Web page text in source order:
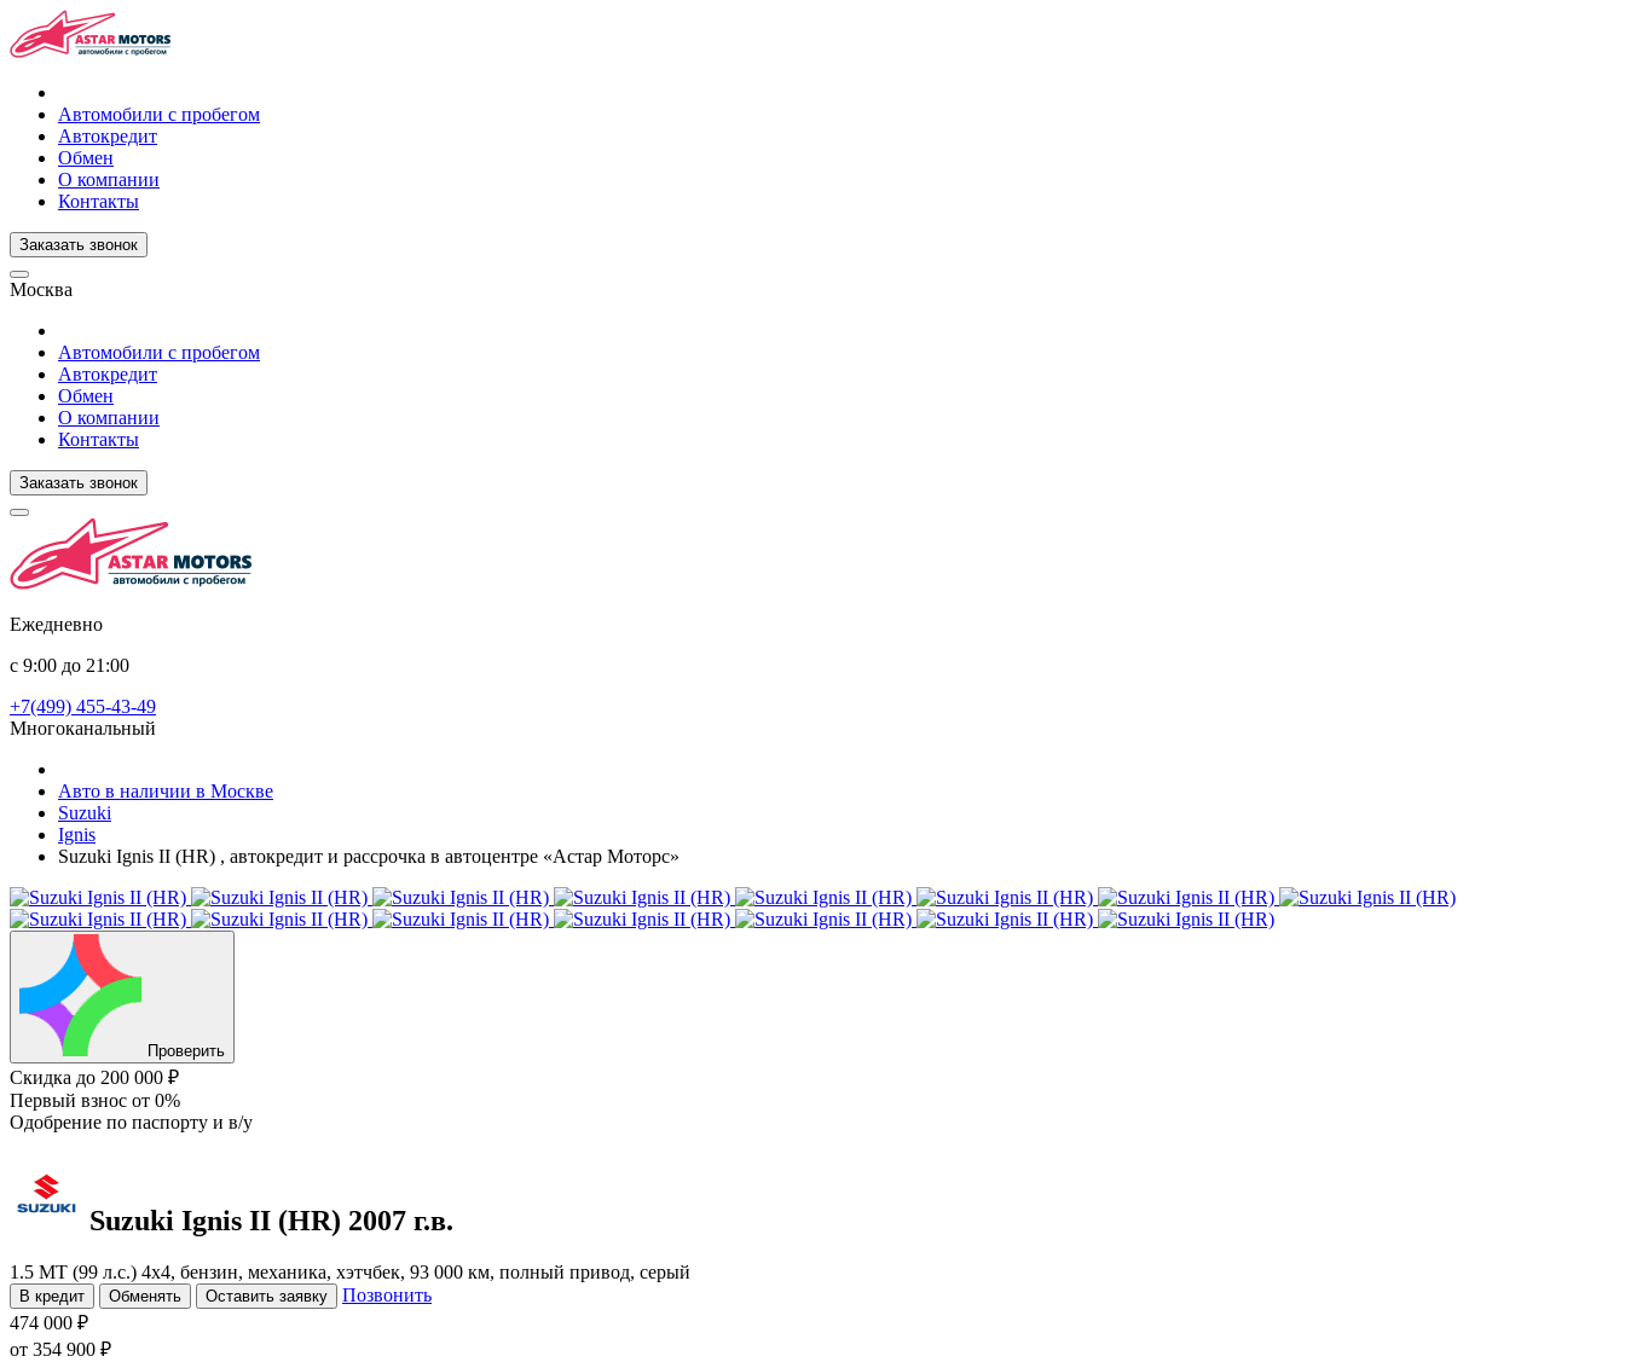
Автомобили с пробегом
Автокредит
Обмен
О компании
Контакты
Заказать звонок
Москва
Автомобили с пробегом
Автокредит
Обмен
О компании
Контакты
Заказать звонок
Ежедневно
с 9:00 до 21:00
+7(499) 455-43-49
Многоканальный
Авто в наличии в Москве
Suzuki
Ignis
Suzuki Ignis II (HR) , автокредит и рассрочка в автоцентре «Астар Моторс»
Проверить
Скидка до 200 000 ₽
Первый взнос от 0%
Одобрение по паспорту и в/у
Suzuki Ignis II (HR) 2007 г.в.
1.5 MT (99 л.с.) 4x4, бензин, механика, хэтчбек, 93 000 км, полный привод, серый
В кредит Обменять Оставить заявку
Позвонить
474 000 ₽
от 354 900 ₽